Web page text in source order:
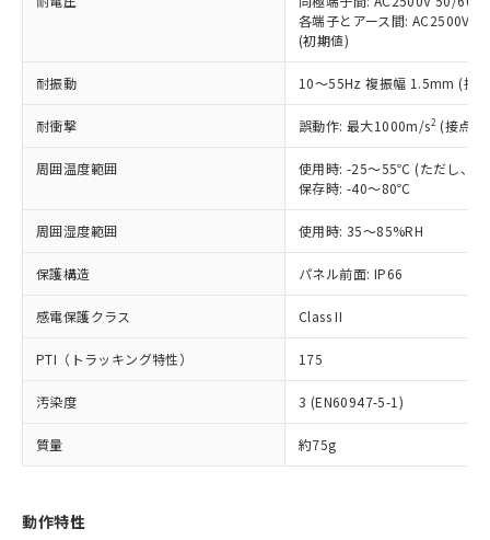
各端子とアース間: AC2500V
(初期値)
耐振動 10～55Hz 複振幅 1.5mm (接
耐衝撃 誤動作: 最大1000m/s2 (接点
周囲温度範囲
使用時: -25～55℃ (ただし、氷
保存時: -40～80℃
周囲湿度範囲 使用時: 35～85%RH
保護構造 パネル前面: IP66
感電保護クラス Class II
PTI（トラッキング特性） 175
汚染度 3 (EN60947-5-1)
質量 約75g
動作特性
ことをご了承ください。
在庫状況および標準価格照会結果は、
記載している更新日時点での社内デー
タに基づき作成されるものであり、閲
覧された時点での実際の在庫および標
準価格とは異なる場合があることをご
正式な納期状況および標準価格はお客
ムロン制御機器販売店・当社販売員に
オムロン制御機器販売店や当社販売拠
販売ネットワーク
」をご確認
ください。
在庫状況および標準価格結果を当社の
事前の承諾なく第三者に漏洩または開
示しないようお願いします。
マイパーツ機能（部品リスト作成サー
メンバーズにご登録されている必要が
いたものが、含有品と判明した場合などや
むを得ず変更することがあります。
鉛(Pb) 1000ppm以下、 水銀(Hg) 1000ppm以下、 カド
六価クロム(Cr(Ⅵ)) 1000ppm以下、ポリ臭化ビフェニル
(PBDE) 1000ppm以下、フタル酸ビス(2-エチルヘキシ
ル) (DEHP)(別名：DOP) 1000ppm以下、フタル酸ブチ
ルベンジル（BBP） 1000ppm以下、フタル酸ジブチル
（DBP） 1000ppm以下、フタル酸ジイソブチル
(DIBP) 1000ppm以下
但し、RoHS指令で産業用監視および制御機器に対する
フタル酸エステル類の４物質については閾値を超える意
※2 対応予定月
部品在庫の切り替え状況などにより、予定
月が前後することがあります。
基準値を超えていることを示します。
「－」：未確認です。当社販売部門へお問
Cr(Ⅵ)(六価クロム) : 1000ppm、 PBBs(ポリ臭化ビフェ
ニル類) : 1000ppm、 PBDEs(ポリ臭化ジフェニルエーテ
ル類) : 1000ppm、
DBP(フタル酸ジブチル) : 1000ppm、 DIBP(フタル酸ジ
イソブチル) : 1000ppm、 BBP(フタル酸ブチルベンジ
ル) : 1000ppm、
※2 環境保護使用期限
「ｅ」：有害物質（10物質）のすべてが基
準値以下であることを示します。
「10」：通常の使用状況下において有害物
質が外部に漏えいし、環境に深刻な影響を
及ぼさない年数を意味します。
「－」：未確認です。当社販売部門へお問
当社は、これら貴社製品のうち、外国
為替および外国貿易法に定める商品
（以下｢規制貨物等」という）を輸出
または国外への提供する場合は、日本
国政府の輸出許可(または役務取引許
可)を取得するなどの必要な手続きを
当社は規制貨物を破棄する場合は、完
全に破砕するなど、違法に輸出されな
いよう必要な手段を講じます。
当社は貴社製品を、核兵器、ミサイ
ル、化学兵器、生物兵器またはその他
使用いたしません。
当社は、貴社製品を第三者に販売する
場合は、上記1、2および3の内容を当
該第三者に通知します。また当社は、
販売先および販売に係わる関係者が違
法に輸出するおそれがある場合は、取
り引きをいたしません。
○ 一定数以上の在庫あり
一定数には満たないが在庫あり
在庫なし(最新の在庫状況につ
いては、お客様のお取引先、ま
たはお客様担当のオムロン制御
機器販売店・当社販売員にご確
認ください)
受注生産機種、また在庫状況の
情報を公開していない機種